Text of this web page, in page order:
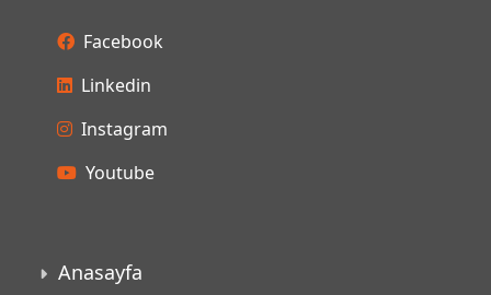
Facebook
Linkedin
Instagram
Youtube
Anasayfa